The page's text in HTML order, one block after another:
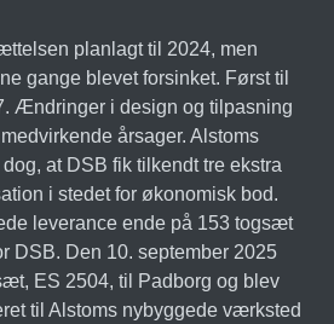
planlagt til 2024, men
gange blevet forsinket. Først til
Ændringer i design og tilpasning
årsager. Alstoms
at DSB fik tilkendt tre ekstra
i stedet for økonomisk bod.
leverance ende på 153 togsæt
DSB. Den 10. september 2025
ES 2504, til Padborg og blev
til Alstoms nybyggede værksted